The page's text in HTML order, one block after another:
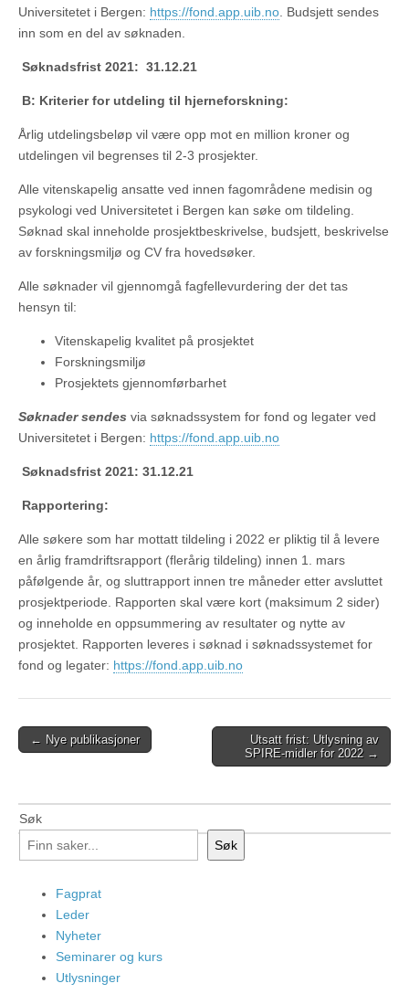
Universitetet i Bergen: https://fond.app.uib.no. Budsjett sendes
inn som en del av søknaden.
Søknadsfrist 2021: 31.12.21
B: Kriterier for utdeling til hjerneforskning:
Årlig utdelingsbeløp vil være opp mot en million kroner og
utdelingen vil begrenses til 2-3 prosjekter.
Alle vitenskapelig ansatte ved innen fagområdene medisin og
psykologi ved Universitetet i Bergen kan søke om tildeling.
Søknad skal inneholde prosjektbeskrivelse, budsjett, beskrivelse
av forskningsmiljø og CV fra hovedsøker.
Alle søknader vil gjennomgå fagfellevurdering der det tas
hensyn til:
Vitenskapelig kvalitet på prosjektet
Forskningsmiljø
Prosjektets gjennomførbarhet
Søknader sendes via søknadssystem for fond og legater ved
Universitetet i Bergen: https://fond.app.uib.no
Søknadsfrist 2021: 31.12.21
Rapportering:
Alle søkere som har mottatt tildeling i 2022 er pliktig til å levere
en årlig framdriftsrapport (flerårig tildeling) innen 1. mars
påfølgende år, og sluttrapport innen tre måneder etter avsluttet
prosjektperiode. Rapporten skal være kort (maksimum 2 sider)
og inneholde en oppsummering av resultater og nytte av
prosjektet. Rapporten leveres i søknad i søknadssystemet for
fond og legater: https://fond.app.uib.no
Post
← Nye publikasjoner
Utsatt frist: Utlysning av
SPIRE-midler for 2022 →
Søk
Søk
Fagprat
Leder
Nyheter
Seminarer og kurs
Utlysninger